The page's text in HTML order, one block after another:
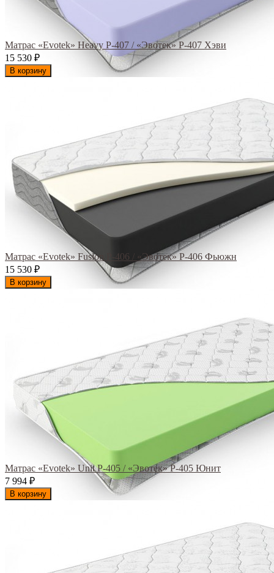
Матрас «Evotek» Heavy Р-407 / «Эвотек» Р-407 Хэви
15 530 ₽
В корзину
Матрас «Evotek» Fusion Р-406 / «Эвотек» Р-406 Фьюжн
15 530 ₽
В корзину
Матрас «Evotek» Unit Р-405 / «Эвотек» Р-405 Юнит
7 994 ₽
В корзину